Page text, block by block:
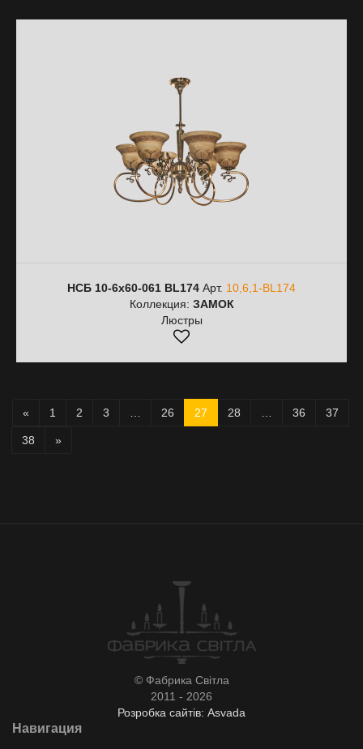
НСБ 10-6х60-061 BL174 Арт. 10,6,1-BL174
Коллекция: ЗАМОК
Люстры
« 1 2 3 26 27 28 36 37
38 »
© Фабрика Світла
2011 - 2026
Розробка сайтів: Asvada
Навигация